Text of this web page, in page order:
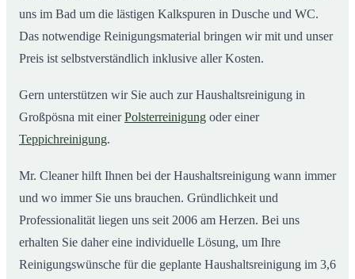
uns im Bad um die lästigen Kalkspuren in Dusche und WC.
Das notwendige Reinigungsmaterial bringen wir mit und unser
Preis ist selbstverständlich inklusive aller Kosten.
Gern unterstützen wir Sie auch zur Haushaltsreinigung in
Großpösna mit einerPolsterreinigung oder einer
Teppichreinigung.
Mr. Cleaner hilft Ihnen bei der Haushaltsreinigung wann immer
und wo immer Sie uns brauchen. Gründlichkeit und
Professionalität liegen uns seit 2006 am Herzen. Bei uns
erhalten Sie daher eine individuelle Lösung, um Ihre
Reinigungswünsche für die geplante Haushaltsreinigung im 3,6